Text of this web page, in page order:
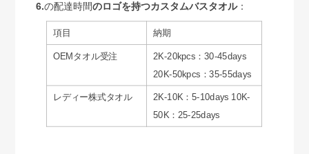
6.の配達時間のロゴを持つカスタムバスタオル：
項目 納期
OEMタオル受注
2K-20kpcs：30-45days
20K-50kpcs：35-55days
レディー株式タオル
2K-10K：5-10days 10K-
50K：25-25days